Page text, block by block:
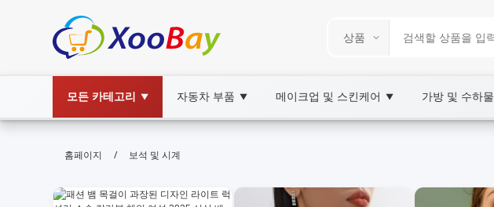
모든 카테고리 ▼ 자동차 부품 ▼ 메이크업 및 스킨케어 ▼ 가방 및 수하물
보석 및 시계 | XOOBAY B2B/B2C Marketplace
보석과 시계 쇼핑 정보와 트렌드 안내
홈페이지 / 보석 및 시계